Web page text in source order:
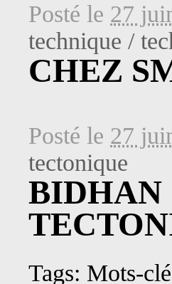
Posté le 27
technique /
CHEZ
Posté le 27
tectonique
BIDHAN
Tags: Mots-